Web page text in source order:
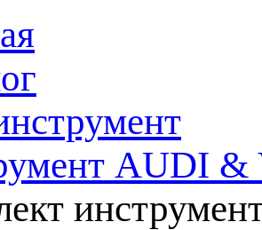
AUDI &